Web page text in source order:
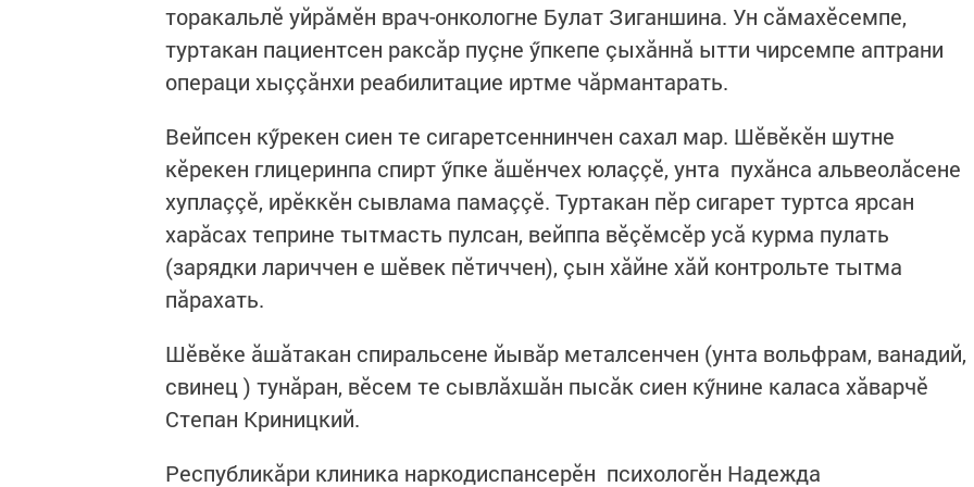
торакальлӗ уйрăмӗн врач-онкологне Булат Зиганшина. Ун сăмахӗсемпе,
туртакан пациентсен раксăр пуçне ӳпкепе çыхăннă ытти чирсемпе аптрани
операци хыççăнхи реабилитацие иртме чăрмантарать.
Вейпсен кӳрекен сиен те сигаретсеннинчен сахал мар. Шӗвӗкӗн шутне
кӗрекен глицеринпа спирт ӳпке ăшӗнчех юлаççӗ, унта пухăнса альвеолăсене
хуплаççӗ, ирӗккӗн сывлама памаççӗ. Туртакан пӗр сигарет туртса ярсан
харăсах теприне тытмасть пулсан, вейппа вӗçӗмсӗр усă курма пулать
(зарядки лариччен е шӗвек пӗтиччен), çын хăйне хăй контрольте тытма
пăрахать.
Шӗвӗке ăшăтакан спиральсене йывăр металсенчен (унта вольфрам, ванадий,
свинец ) тунăран, вӗсем те сывлăхшăн пысăк сиен кӳнине каласа хăварчӗ
Степан Криницкий.
Республикăри клиника наркодиспансерӗн психологӗн Надежда